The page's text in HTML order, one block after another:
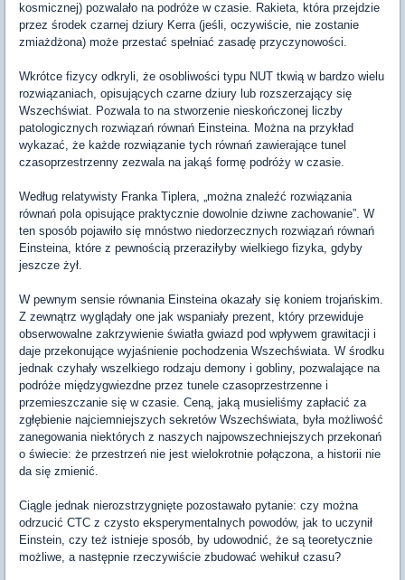
kosmicznej) pozwalało na podróże w czasie. Rakieta, która przejdzie
przez środek czarnej dziury Kerra (jeśli, oczywiście, nie zostanie
zmiażdżona) może przestać spełniać zasadę przyczynowości.
Wkrótce fizycy odkryli, że osobliwości typu NUT tkwią w bardzo wielu
rozwiązaniach, opisujących czarne dziury lub rozszerzający się
Wszechświat. Pozwala to na stworzenie nieskończonej liczby
patologicznych rozwiązań równań Einsteina. Można na przykład
wykazać, że każde rozwiązanie tych równań zawierające tunel
czasoprzestrzenny zezwala na jakąś formę podróży w czasie.
Według relatywisty Franka Tiplera, „można znaleźć rozwiązania
równań pola opisujące praktycznie dowolnie dziwne zachowanie”. W
ten sposób pojawiło się mnóstwo niedorzecznych rozwiązań równań
Einsteina, które z pewnością przeraziłyby wielkiego fizyka, gdyby
jeszcze żył.
W pewnym sensie równania Einsteina okazały się koniem trojańskim.
Z zewnątrz wyglądały one jak wspaniały prezent, który przewiduje
obserwowalne zakrzywienie światła gwiazd pod wpływem grawitacji i
daje przekonujące wyjaśnienie pochodzenia Wszechświata. W środku
jednak czyhały wszelkiego rodzaju demony i gobliny, pozwalające na
podróże międzygwiezdne przez tunele czasoprzestrzenne i
przemieszczanie się w czasie. Ceną, jaką musieliśmy zapłacić za
zgłębienie najciemniejszych sekretów Wszechświata, była możliwość
zanegowania niektórych z naszych najpowszechniejszych przekonań
o świecie: że przestrzeń nie jest wielokrotnie połączona, a historii nie
da się zmienić.
Ciągle jednak nierozstrzygnięte pozostawało pytanie: czy można
odrzucić CTC z czysto eksperymentalnych powodów, jak to uczynił
Einstein, czy też istnieje sposób, by udowodnić, że są teoretycznie
możliwe, a następnie rzeczywiście zbudować wehikuł czasu?